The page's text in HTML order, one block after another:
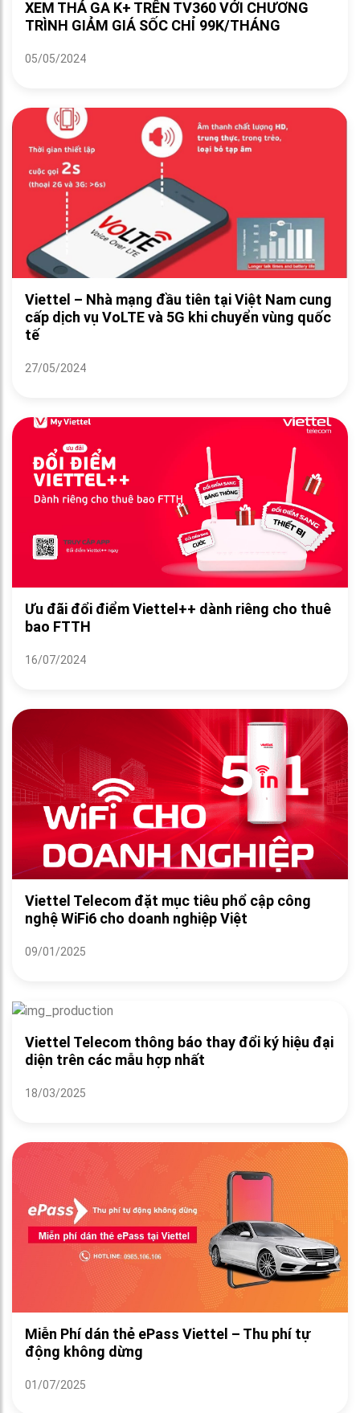
XEM THẢ GA K+ TRÊN TV360 VỚI CHƯƠNG
TRÌNH GIẢM GIÁ SỐC CHỈ 99K/THÁNG
05/05/2024
Viettel – Nhà mạng đầu tiên tại Việt Nam cung
cấp dịch vụ VoLTE và 5G khi chuyển vùng quốc
tế
27/05/2024
Ưu đãi đổi điểm Viettel++ dành riêng cho thuê
bao FTTH
16/07/2024
Viettel Telecom đặt mục tiêu phổ cập công
nghệ WiFi6 cho doanh nghiệp Việt
09/01/2025
Viettel Telecom thông báo thay đổi ký hiệu đại
diện trên các mẫu hợp nhất
18/03/2025
Miễn Phí dán thẻ ePass Viettel – Thu phí tự
động không dừng
01/07/2025